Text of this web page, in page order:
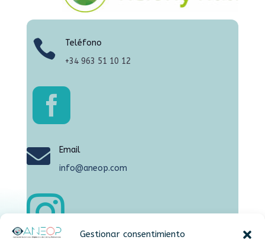
Gestionar consentimiento
Calle Músico Ginés, 2
Valencia, Valencia
Direcciones
Calle Ramón Llull, 1
Arpe Óptica
Carretera Gabriel Ciscar, 58
Oliva, Valencia
Direcciones

Teléfono
+34 963 51 10 12


Email
info@aneop.com
